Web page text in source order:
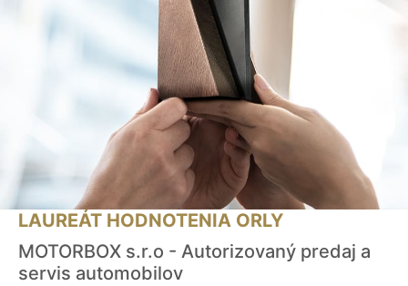
LAUREÁT HODNOTENIA ORLY
MOTORBOX s.r.o - Autorizovaný predaj a
servis automobilov